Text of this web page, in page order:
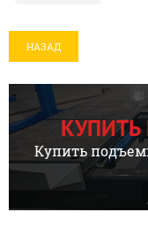
НАЗАД
КУПИТЬ
Купить